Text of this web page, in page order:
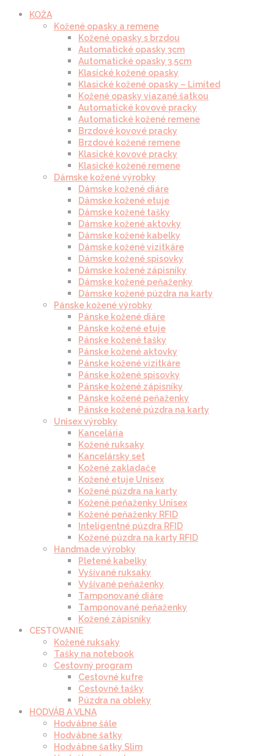
KOŽA
Kožené opasky a remene
Kožené opasky s brzdou
Automatické opasky 3cm
Automatické opasky 3.5cm
Klasické kožené opasky
Klasické kožené opasky – Limited
Kožené opasky viazané šatkou
Automatické kovové pracky
Automatické kožené remene
Brzdové kovové pracky
Brzdové kožené remene
Klasické kovové pracky
Klasické kožené remene
Dámske kožené výrobky
Dámske kožené diáre
Dámske kožené etuje
Dámske kožené tašky
Dámske kožené aktovky
Dámske kožené kabelky
Dámske kožené vizitkáre
Dámske kožené spisovky
Dámske kožené zápisníky
Dámske kožené peňaženky
Dámske kožené púzdra na karty
Pánske kožené výrobky
Pánske kožené diáre
Pánske kožené etuje
Pánske kožené tašky
Pánske kožené aktovky
Pánske kožené vizitkáre
Pánske kožené spisovky
Pánske kožené zápisníky
Pánske kožené peňaženky
Pánske kožené púzdra na karty
Unisex výrobky
Kancelária
Kožené ruksaky
Kancelársky set
Kožené zakladače
Kožené etuje Unisex
Kožené púzdra na karty
Kožené peňaženky Unisex
Kožené peňaženky RFID
Inteligentné púzdra RFID
Kožené púzdra na karty RFID
Handmade výrobky
Pletené kabelky
Vyšívané ruksaky
Vyšívané peňaženky
Tamponované diáre
Tamponované peňaženky
Kožené zápisníky
CESTOVANIE
Kožené ruksaky
Tašky na notebook
Cestovný program
Cestovné kufre
Cestovné tašky
Púzdra na obleky
HODVÁB A VLNA
Hodvábne šále
Hodvábne šatky
Hodvábne šatky Slim